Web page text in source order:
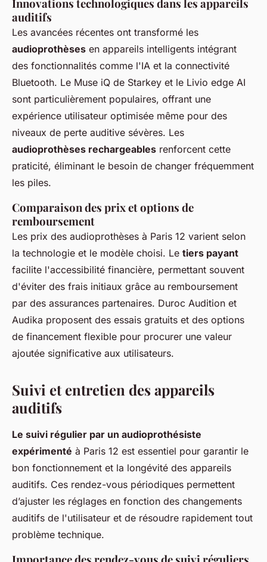
Innovations technologiques dans les appareils
auditifs
Les avancées récentes ont transformé les
audioprothèses en appareils intelligents intégrant
des fonctionnalités comme l'IA et la connectivité
Bluetooth. Le Muse iQ de Starkey et le Livio edge AI
sont particulièrement populaires, offrant une
expérience utilisateur optimisée même pour des
niveaux de perte auditive sévères. Les
audioprothèses rechargeables renforcent cette
praticité, éliminant le besoin de changer fréquemment
les piles.
Comparaison des prix et options de
remboursement
Les prix des audioprothèses à Paris 12 varient selon
la technologie et le modèle choisi. Le tiers payant
facilite l'accessibilité financière, permettant souvent
d'éviter des frais initiaux grâce au remboursement
par des assurances partenaires. Duroc Audition et
Audika proposent des essais gratuits et des options
de financement flexible pour procurer une valeur
ajoutée significative aux utilisateurs.
Suivi et entretien des appareils
auditifs
Le suivi régulier par un audioprothésiste
expérimenté à Paris 12 est essentiel pour garantir le
bon fonctionnement et la longévité des appareils
auditifs. Ces rendez-vous périodiques permettent
d’ajuster les réglages en fonction des changements
auditifs de l'utilisateur et de résoudre rapidement tout
problème technique.